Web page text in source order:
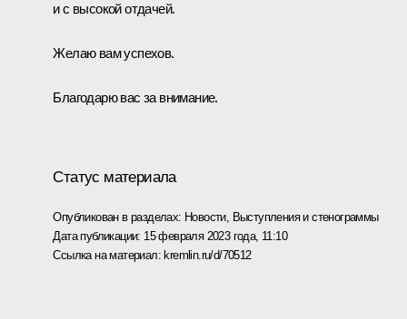
и с высокой отдачей.
Желаю вам успехов.
Благодарю вас за внимание.
Статус материала
Опубликован в разделах: Новости, Выступления и стенограммы
Дата публикации: 15 февраля 2023 года, 11:10
Ссылка на материал:kremlin.ru/d/70512